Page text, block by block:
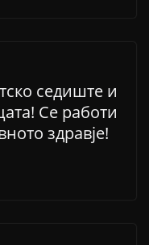
седиште и
Се работи
здравје!